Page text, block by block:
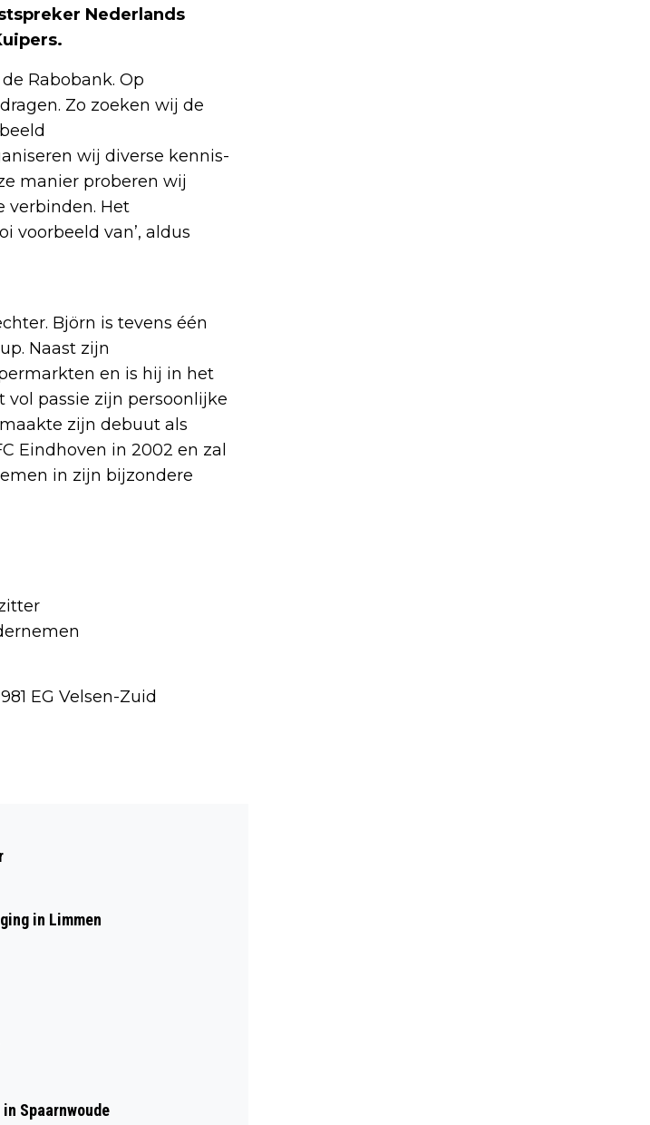
Nederlands
Rabobank. Op
Zo zoeken wij de
wij diverse kennis-
manier proberen wij
verbinden. Het
voorbeeld van’, aldus
Björn is tevens één
Naast zijn
en is hij in het
passie zijn persoonlijke
zijn debuut als
Eindhoven in 2002 en zal
in zijn bijzondere
EG Velsen-Zuid
in Limmen
Spaarnwoude